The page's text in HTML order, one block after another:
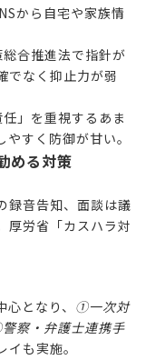
から自宅や家族情
合推進法で指針が
でなく抑止力が弱
」を重視するあま
すく防御が甘い。
める対策
録音告知、面談は議
厚労省「カスハラ対
となり、 ①一次対
察・弁護士連携手
も実施。